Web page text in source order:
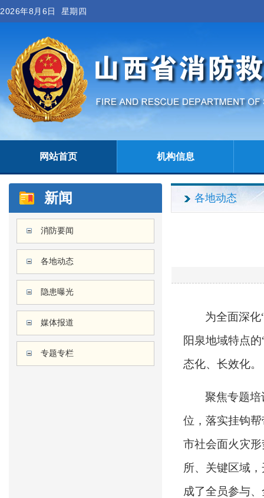
2026年8月6日 星期四
网站首页 机构信息
新闻
消防要闻
各地动态
隐患曝光
媒体报道
专题专栏
各地动态
为全面深化
阳泉地域特点
态化、长效化。
聚焦专题
位，落实挂钩
市社会面火灾
所、关键区域
成了全员参与